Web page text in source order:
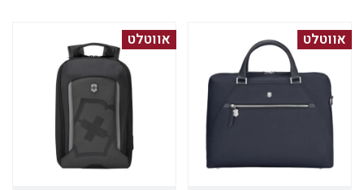
אווטלט אווטלט